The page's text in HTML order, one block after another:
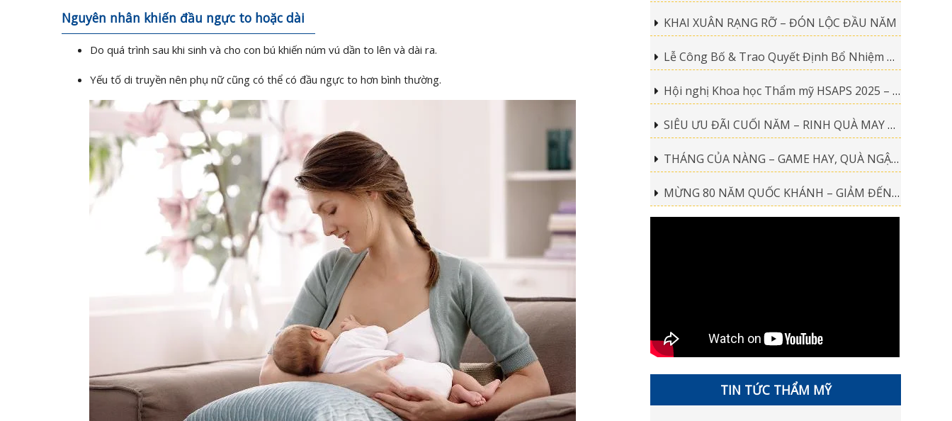
Nguyên nhân khiến đầu ngực to hoặc dài
Do quá trình sau khi sinh và cho con bú khiến núm vú dần to lên và dài ra.
Yếu tố di truyền nên phụ nữ cũng có thể có đầu ngực to hơn bình thường.
KHAI XUÂN RẠNG RỠ – ĐÓN LỘC ĐẦU NĂM
Lễ Công Bố & Trao Quyết Định Bổ Nhiệm Phó Giáo Sư – Tiến Sĩ – Bác Sĩ Nguyễn Thanh Vân
Hội nghị Khoa học Thẩm mỹ HSAPS 2025 – Dấu ấn chuyên môn của Bệnh viện Thanh Vân
SIÊU ƯU ĐÃI CUỐI NĂM – RINH QUÀ MAY MẮN
THÁNG CỦA NÀNG – GAME HAY, QUÀ NGẬP TRÀN
MỪNG 80 NĂM QUỐC KHÁNH – GIẢM ĐẾN 18 TRIỆU
TIN TỨC THẨM MỸ